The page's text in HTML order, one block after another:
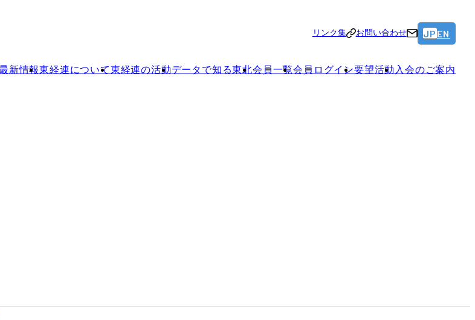
リンク集 お問い合わせ JP EN
新情報東経連について東経連の活動データで知る東北会員一覧会員ログイン要望活動 入会のご案内